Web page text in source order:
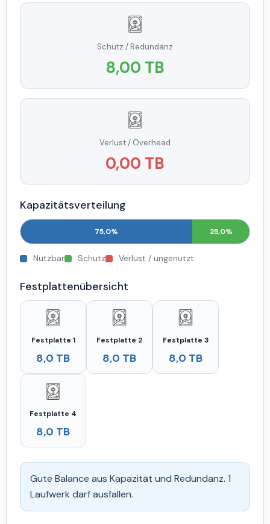
Schutz / Redundanz
8,00 TB
Verlust / Overhead
0,00 TB
Kapazitätsverteilung
75,0% 25,0%
Nutzbar Schutz Verlust / ungenutzt
Festplattenübersicht
Festplatte 1
8,0 TB
Festplatte 2
8,0 TB
Festplatte 3
8,0 TB
Festplatte 4
8,0 TB
Gute Balance aus Kapazität und Redundanz. 1
Laufwerk darf ausfallen.